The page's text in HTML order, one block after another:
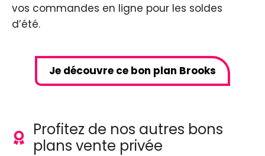
vos commandes en ligne pour les soldes
d’été.
Je découvre ce bon plan Brooks
Profitez de nos autres bons
plans vente privée